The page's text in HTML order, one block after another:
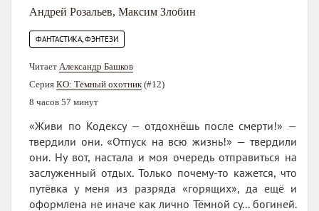
Андрей Розальев, Максим Злобин
ФАНТАСТИКА, ФЭНТЕЗИ
Читает Александр Башков
Серия КО: Тёмный охотник(#12)
8 часов 57 минут
«Живи по Кодексу — отдохнёшь после смерти!» —
твердили они. «Отпуск на всю жизнь!» — твердили
они. Ну вот, настала и моя очередь отправиться на
заслуженный отдых. Только почему-то кажется, что
путёвка у меня из разряда «горящих», да ещё и
оформлена не иначе как лично Тёмной су... богиней.